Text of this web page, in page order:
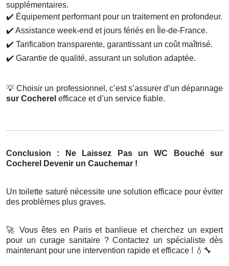
supplémentaires.
✔️ Équipement performant pour un traitement en profondeur.
✔️ Assistance week-end et jours fériés en Île-de-France.
✔️ Tarification transparente, garantissant un coût maîtrisé.
✔️ Garantie de qualité, assurant un solution adaptée.
💡 Choisir un professionnel, c’est s’assurer d’un dépannage
sur Cocherel efficace et d’un service fiable.
Conclusion : Ne Laissez Pas un WC Bouché sur
Cocherel Devenir un Cauchemar !
Un toilette saturé nécessite une solution efficace pour éviter
des problèmes plus graves.
🚀 Vous êtes en Paris et banlieue et cherchez un expert
pour un curage sanitaire ? Contactez un spécialiste dès
maintenant pour une intervention rapide et efficace ! 💧🔧